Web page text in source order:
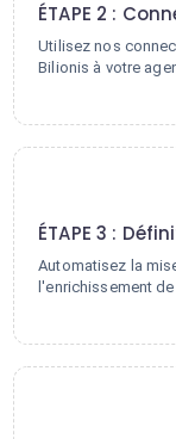
ÉTAPE 2 :
Utilisez nos
Bilionis à votre
ÉTAPE 3 :
Automatisez la
l'enrichissement